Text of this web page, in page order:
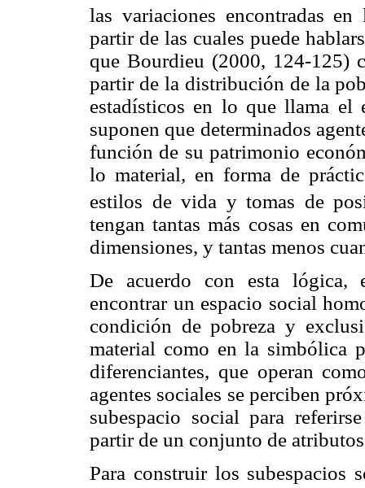
las variaciones encontradas
partir de las cuales puede
que Bourdieu (2000, 124-125)
partir de la distribución de la
estadísticos en lo que llama el
suponen que determinados
función de su patrimonio
lo material, en forma de
estilos de vida y tomas de
tengan tantas más cosas en
dimensiones, y tantas menos
De acuerdo con esta lógica,
encontrar un espacio social
condición de pobreza y
material como en la simbólica
diferenciantes, que operan
agentes sociales se perciben
subespacio social para
partir de un conjunto de
Para construir los subespacios